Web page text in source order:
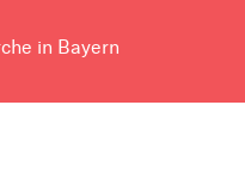
in Bayern